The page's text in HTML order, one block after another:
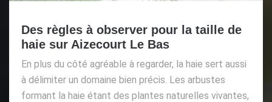
Des règles à observer pour la taille de
haie sur Aizecourt Le Bas
En plus du côté agréable à regarder, la haie sert aussi
à délimiter un domaine bien précis. Les arbustes
formant la haie étant des plantes naturelles vivantes,